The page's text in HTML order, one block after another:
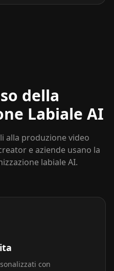
della
Labiale AI
alla produzione video
e aziende usano la
labiale AI.
con